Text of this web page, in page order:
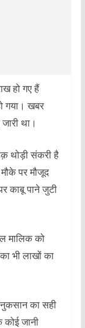
हो गए हैं
गया। खबर
था।
थोड़ी संकरी है
पर मौजूद
काबू पाने जुटी
मालिक को
भी लाखों का
का सही
कोई जानी